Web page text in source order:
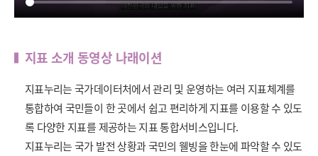
지표 소개 동영상 나래이션
지표누리는 국가데이터처에서 관리 및 운영하는 여러 지표체계를
통합하여 국민들이 한 곳에서 쉽고 편리하게 지표를 이용할 수 있도
록 다양한 지표를 제공하는 지표 통합서비스입니다.
지표누리는 국가 발전 상황과 국민의 웰빙을 한눈에 파악할 수 있도